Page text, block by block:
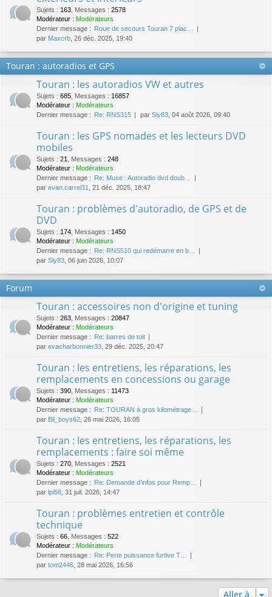
Sujets : 163 Messages : 2578
Modérateur : Modérateurs
Dernier message : Roue de secours Touran 7 plac…
par Maxcrb , 26 déc. 2025, 19:40
Touran : autoradios et GPS
Touran : les autoradios VW et autres
Sujets : 685 Messages : 16857
Modérateur : Modérateurs
Dernier message : Re: RNS315 par Sly83 , 04 août 2026, 09:40
Touran : les GPS nomades et les lecteurs DVD
mobiles
Sujets : 21 Messages : 248
Modérateur : Modérateurs
Dernier message : Re: Muse : Autoradio dvd doub…
par evan.carrel31 , 21 déc. 2025, 18:47
Touran : problèmes d'autoradio, de GPS et de
DVD
Sujets : 174 Messages : 1450
Modérateur : Modérateurs
Dernier message : Re: RNS510 qui redémarre en b…
par Sly83 , 06 juin 2026, 10:07
Forum
Touran : accessoires non d'origine et tuning
Sujets : 263 Messages : 20847
Modérateur : Modérateurs
Dernier message : Re: barres de toit
par evacharbonnier33 , 29 déc. 2025, 20:47
Touran : les entretiens, les réparations, les
remplacements en concessions ou garage
Sujets : 390 Messages : 11473
Modérateur : Modérateurs
Dernier message : Re: TOURAN à gros kilométrage…
par Bil_boys62 , 26 mai 2026, 16:05
Touran : les entretiens, les réparations, les
remplacements : faire soi même
Sujets : 270 Messages : 2521
Modérateur : Modérateurs
Dernier message : Re: Demande d’infos pour Remp…
par lpi56 , 31 juil. 2026, 14:47
Touran : problèmes entretien et contrôle
technique
Sujets : 66 Messages : 522
Modérateur : Modérateurs
Dernier message : Re: Perte puissance furtive T…
par tom2446 , 28 mai 2026, 16:56
Aller à